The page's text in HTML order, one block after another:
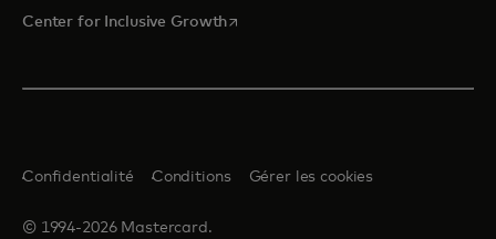
Center for Inclusive Growths’ouvre dans un nouvel onglet
© 1994-2026 Mastercard.
Confidentialité Conditions Gérer les cookies